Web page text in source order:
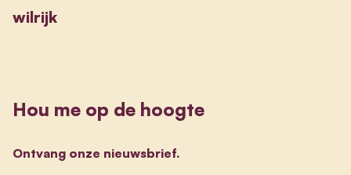
wilrijk
Hou me op de hoogte
Ontvang onze nieuwsbrief.